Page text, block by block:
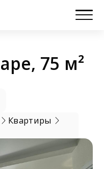
75 м²
Квартиры